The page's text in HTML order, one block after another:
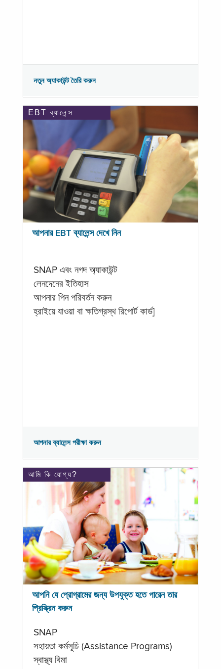
নতুন অ্যাকাউন্ট তৈরি করুন
EBT ব্যালেন্স
আপনার EBT ব্যালেন্স দেখে নিন
SNAP এবং নগদ অ্যাকাউন্ট
লেনদেনের ইতিহাস
আপনার পিন পরিবর্তন করুন
হ্রাইয়ে যাওয়া বা ক্ষতিগ্রস্থ রিপোর্ট কার্ড]
আপনার ব্যালেন্স পরীক্ষা করুন
আমি কি যোগ্য?
আপনি যে প্রোগ্রামের জন্য উপযুক্ত হতে পারেন তার
প্রিস্ক্রিন করুন
SNAP
সহায়তা কর্মসূচি (Assistance Programs)
স্বাস্থ্য বিমা